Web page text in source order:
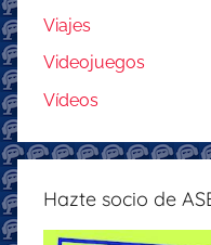
Viajes
Videojuegos
Vídeos
Hazte socio de